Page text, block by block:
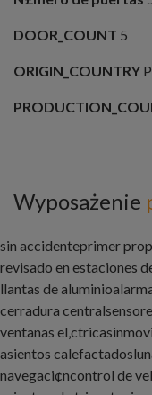
DOOR_COUNT 5
ORIGIN_COUNTRY
Wyposażenie
sin accidenteprimer
revisado en estaciones
llantas de aluminio
cerradura central
ventanas el‚ctricas
asientos calefactados
navegaci¢ncontrol de